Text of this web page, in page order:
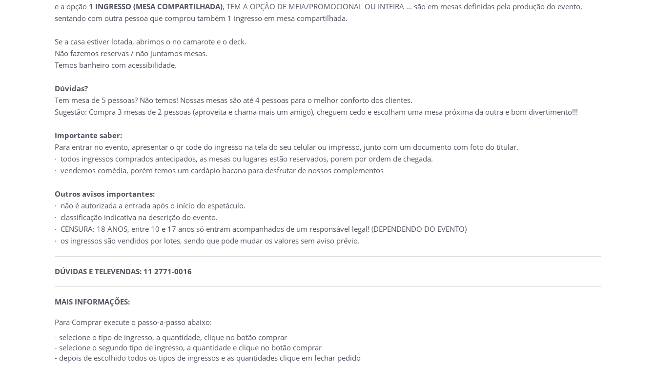
e a opção 1 INGRESSO (MESA COMPARTILHADA), TEM A OPÇÃO DE MEIA/PROMOCIONAL OU INTEIRA ... são em mesas definidas pela produção do evento,
sentando com outra pessoa que comprou também 1 ingresso em mesa compartilhada.
Se a casa estiver lotada, abrimos o no camarote e o deck.
Não fazemos reservas / não juntamos mesas.
Temos banheiro com acessibilidade.
Dúvidas?
Tem mesa de 5 pessoas? Não temos! Nossas mesas são até 4 pessoas para o melhor conforto dos clientes.
Sugestão: Compra 3 mesas de 2 pessoas (aproveita e chama mais um amigo), cheguem cedo e escolham uma mesa próxima da outra e bom divertimento!!!
Importante saber:
Para entrar no evento, apresentar o qr code do ingresso na tela do seu celular ou impresso, junto com um documento com foto do titular.
· todos ingressos comprados antecipados, as mesas ou lugares estão reservados, porem por ordem de chegada.
· vendemos comédia, porém temos um cardápio bacana para desfrutar de nossos complementos
Outros avisos importantes:
· não é autorizada a entrada após o início do espetáculo.
· classificação indicativa na descrição do evento.
· CENSURA: 18 ANOS, entre 10 e 17 anos só entram acompanhados de um responsável legal! (DEPENDENDO DO EVENTO)
· os ingressos são vendidos por lotes, sendo que pode mudar os valores sem aviso prévio.
DÚVIDAS E TELEVENDAS: 11 2771-0016
MAIS INFORMAÇÕES:
Para Comprar execute o passo-a-passo abaixo:
- selecione o tipo de ingresso, a quantidade, clique no botão comprar
- selecione o segundo tipo de ingresso, a quantidade e clique no botão comprar
- depois de escolhido todos os tipos de ingressos e as quantidades clique em fechar pedido